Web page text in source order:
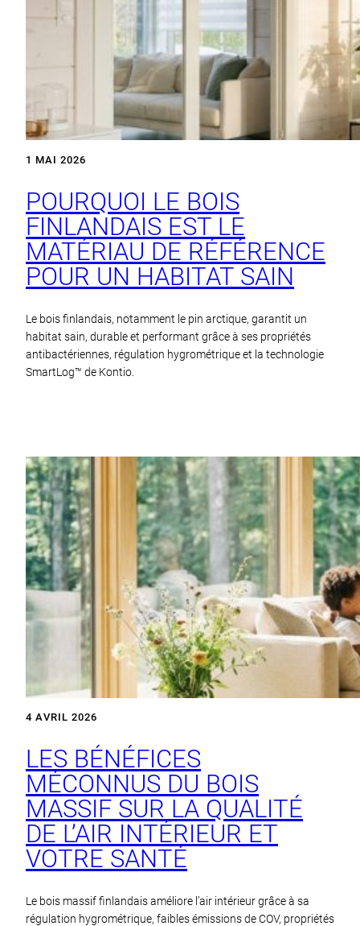
1 MAI 2026
POURQUOI LE BOIS
FINLANDAIS EST LE
MATÉRIAU DE RÉFÉRENCE
POUR UN HABITAT SAIN
Le bois finlandais, notamment le pin arctique, garantit un
habitat sain, durable et performant grâce à ses propriétés
antibactériennes, régulation hygrométrique et la technologie
SmartLog™ de Kontio.
4 AVRIL 2026
LES BÉNÉFICES
MÉCONNUS DU BOIS
MASSIF SUR LA QUALITÉ
DE L’AIR INTÉRIEUR ET
VOTRE SANTÉ
Le bois massif finlandais améliore l’air intérieur grâce à sa
régulation hygrométrique, faibles émissions de COV, propriétés